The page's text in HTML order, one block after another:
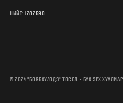
НИЙТ:1282590
© 2024 "БОЯБХУАӨДЗ" ТӨСӨЛ • БҮХ ЭРХ